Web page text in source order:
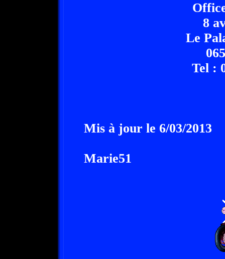
8
Le
Tel :
Mis à jour le 6/03/2013
Marie51